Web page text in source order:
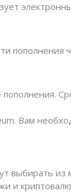
пополнения
Вам
выбирать из
и